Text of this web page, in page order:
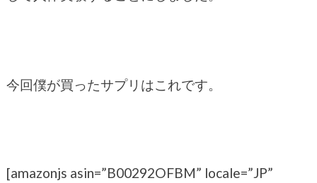
今回僕が買ったサプリはこれです。
[amazonjs asin=”B00292OFBM” locale=”JP”